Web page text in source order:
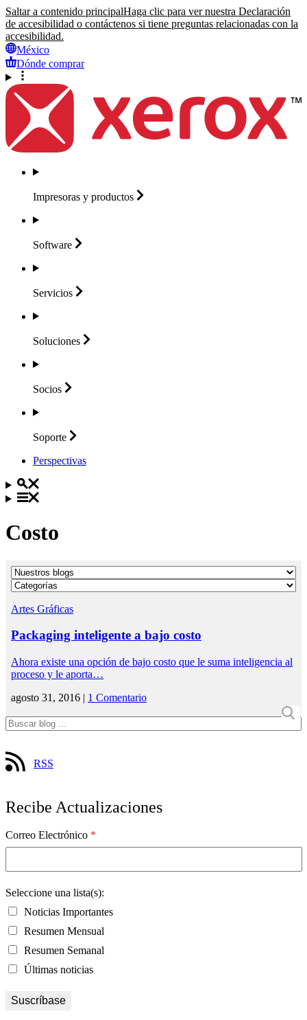
Saltar a contenido principalHaga clic para ver nuestra Declaración
de accesibilidad o contáctenos si tiene preguntas relacionadas con la
accesibilidad.
México
Dónde comprar
Impresoras y productos
Software
Servicios
Soluciones
Socios
Soporte
Perspectivas
Costo
Artes Gráficas
Packaging inteligente a bajo costo
Ahora existe una opción de bajo costo que le suma inteligencia al
proceso y le aporta…
agosto 31, 2016 | 1 Comentario
RSS
Recibe Actualizaciones
Correo Electrónico *
Seleccione una lista(s):
Noticias Importantes
Resumen Mensual
Resumen Semanal
Últimas noticias